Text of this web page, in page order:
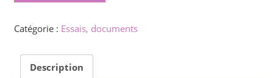
La
du
pruvoj
Catégorie : Essais, documents
Description